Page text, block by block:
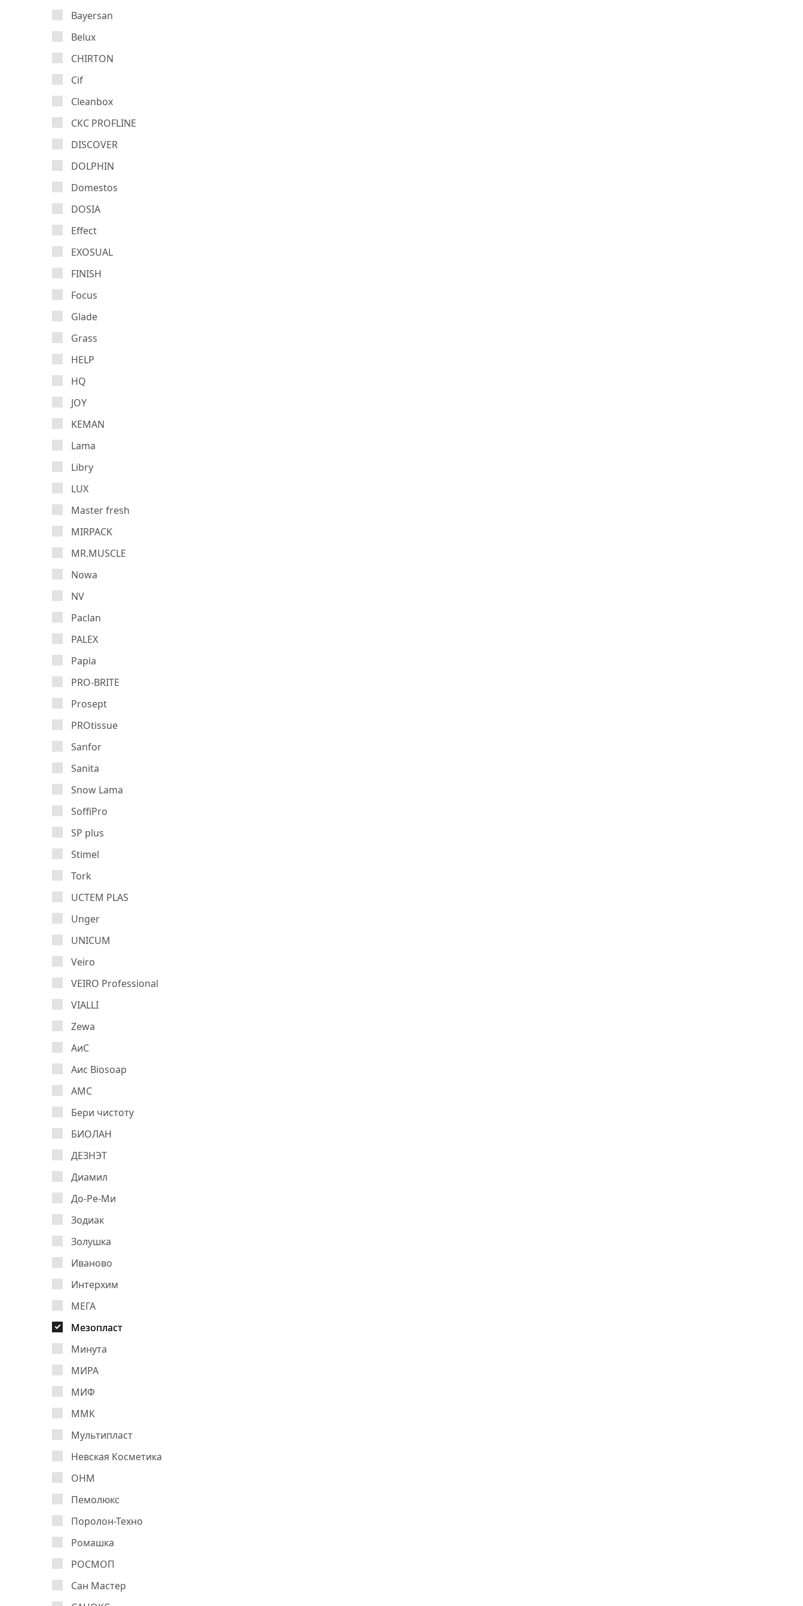
Bayersan
Belux
CHIRTON
Cif
Cleanbox
CКС PROFLINE
DISCOVER
DOLPHIN
Domestos
DOSIA
Effect
EXOSUAL
FINISH
Focus
Glade
Grass
HELP
HQ
JOY
KEMAN
Lama
Libry
LUX
Master fresh
MIRPACK
MR.MUSCLE
Nowa
NV
Paclan
PALEX
Papia
PRO-BRITE
Prosept
PROtissue
Sanfor
Sanita
Snow Lama
SoffiPro
SP plus
Stimel
Tork
UCTEM PLAS
Unger
UNICUM
Veiro
VEIRO Professional
VIALLI
Zewa
АиС
Аис Biosoap
АМС
Бери чистоту
БИОЛАН
ДЕЗНЭТ
Диамил
До-Ре-Ми
Зодиак
Золушка
Иваново
Интерхим
МЕГА
Мезопласт
Минута
МИРА
МИФ
ММК
Мультипласт
Невская Косметика
ОНМ
Пемолюкс
Поролон-Техно
Ромашка
РОСМОП
Сан Мастер